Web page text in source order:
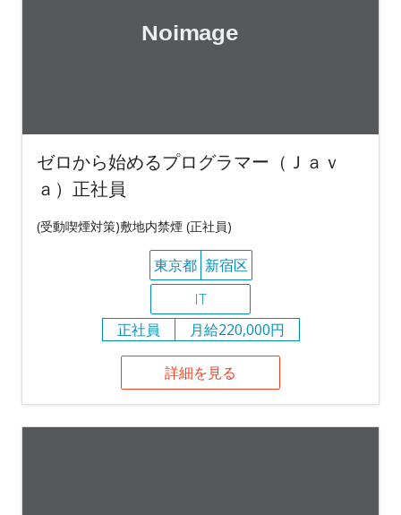
ゼロから始めるプログラマー（Ｊａｖ
ａ）正社員
(受動喫煙対策)敷地内禁煙 (正社員)
東京都 新宿区
IT
正社員
月給220,000円
詳細を見る